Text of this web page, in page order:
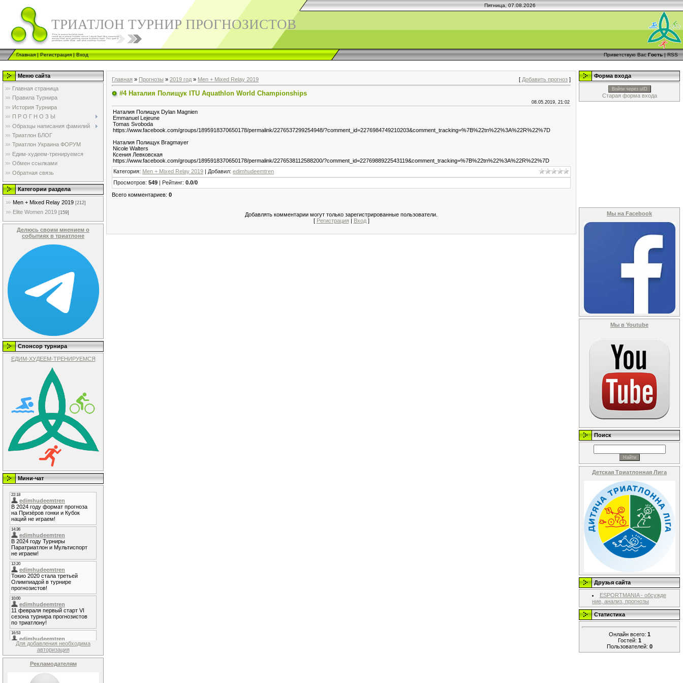
Пятница, 07.08.2026
ТРИАТЛОН ТУРНИР ПРОГНОЗИСТОВ
Главная|Регистрация|Вход Приветствую Вас Гость|RSS
Меню сайта
Главная страница
Правила Турнира
История Турнира
П Р О Г Н О З Ы
Образцы написания фамилий
Триатлон БЛОГ
Триатлон Украина ФОРУМ
Едим-худеем-тренируемся
Обмен ссылками
Обратная связь
Категории раздела
Men + Mixed Relay 2019 [212]
Elite Women 2019 [159]
Делюсь своим мнением о
событиях в триатлоне
Спонсор турнира
ЕДИМ-ХУДЕЕМ-ТРЕНИРУЕМСЯ
Мини-чат
Для добавления необходима
авторизация
Рекламодателям
Главная » Прогнозы » 2019 год » Men + Mixed Relay 2019 [ Добавить прогноз ]
#4 Наталия Полищук ITU Aquathlon World Championships
08.05.2019, 21:02
Наталия Полищук Dylan Magnien
Emmanuel Lejeune
Tomas Svoboda
https://www.facebook.com/groups/1895918370650178/permalink/2276537299254948/?comment_id=2276984749210203&comment_tracking=%7B%22tn%22%3A%22R%22%7D
Наталия Полищук Bragmayer
Nicole Walters
Ксения Левковская
https://www.facebook.com/groups/1895918370650178/permalink/2276538112588200/?comment_id=2276988922543119&comment_tracking=%7B%22tn%22%3A%22R%22%7D
Категория: Men + Mixed Relay 2019 | Добавил: edimhudeemtren
Просмотров: 549 | Рейтинг: 0.0/0
Всего комментариев: 0
Добавлять комментарии могут только зарегистрированные пользователи.
[ Регистрация | Вход]
Форма входа
Войти через uID
Старая форма входа
Мы на Facebook
Мы в Youtube
Поиск
Детская Триатлонная Лига
Друзья сайта
ESPORTMANIA - обсужде
ние, анализ, прогнозы
Статистика
Онлайн всего: 1
Гостей: 1
Пользователей: 0